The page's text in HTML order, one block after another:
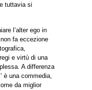
tuttavia si
l’alter ego in
fa eccezione
e virtù di una
A differenza
è una commedia,
da miglior